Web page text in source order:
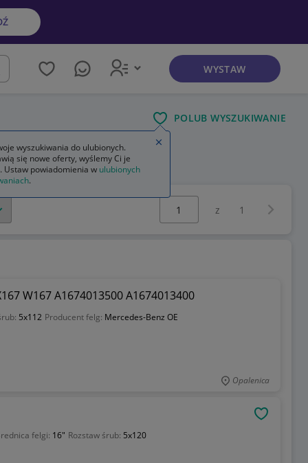
WYSTAW
POLUB WYSZUKIWANIE
Wybierz stronę:
z 1
W167 A1674013500 A1674013400
5x112 Producent felg: Mercedes-Benz OE
Opalenica
felgi: 16" Rozstaw śrub: 5x120
wyszukiwania do ulubionych.
się nowe oferty, wyślemy Ci je
Ustaw powiadomienia w ulubionych
.
Zamknij wskazówkę